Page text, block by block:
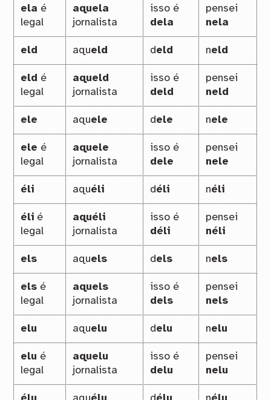
ela é
legal
aquela
jornalista
isso é
dela
pensei
nela
eld aqueld deld neld
eld é
legal
aqueld
jornalista
isso é
deld
pensei
neld
ele aquele dele nele
ele é
legal
aquele
jornalista
isso é
dele
pensei
nele
éli aquéli déli néli
éli é
legal
aquéli
jornalista
isso é
déli
pensei
néli
els aquels dels nels
els é
legal
aquels
jornalista
isso é
dels
pensei
nels
elu aquelu delu nelu
elu é
legal
aquelu
jornalista
isso é
delu
pensei
nelu